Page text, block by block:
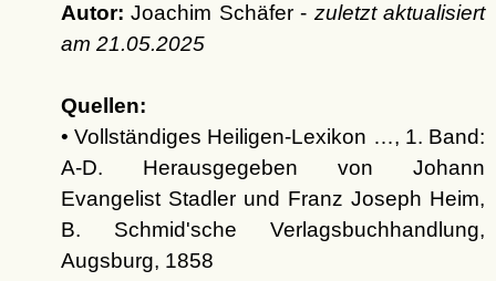
Autor: Joachim Schäfer - zuletzt aktualisiert
am 21.05.2025
Quellen:
• Vollständiges Heiligen-Lexikon …, 1. Band:
A-D. Herausgegeben von Johann
Evangelist Stadler und Franz Joseph Heim,
B. Schmid'sche Verlagsbuchhandlung,
Augsburg, 1858